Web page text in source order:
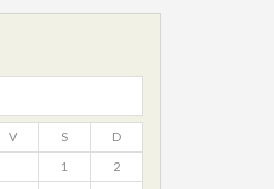
V S D
1 2